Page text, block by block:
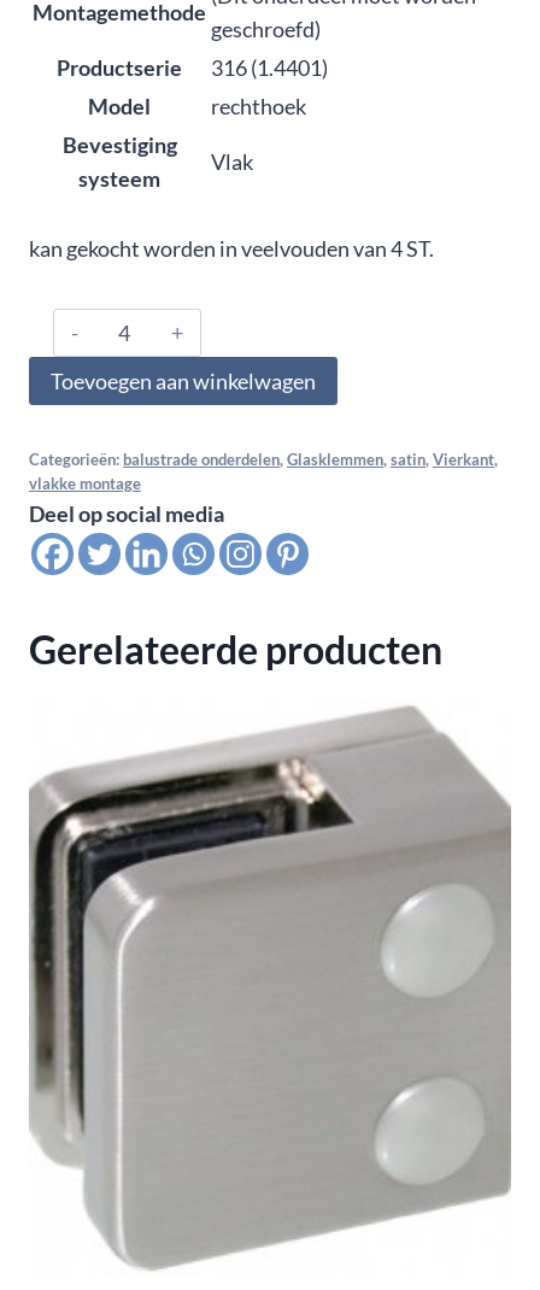
Montagemethode
geschroefd)
Productserie
316 (1.4401)
Model
rechthoek
Bevestiging
systeem
Vlak
kan gekocht worden in veelvouden van 4 ST.
1276.01.000.A4.04,
Glasklem
vlak
multiglas
12,76
MM
(6-
6),
Satin
Toevoegen aan winkelwagen
Categorieën: balustrade onderdelen, Glasklemmen, satin, Vierkant,
vlakke montage
Deel op social media
Gerelateerde producten